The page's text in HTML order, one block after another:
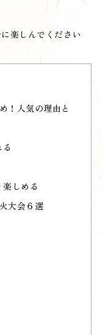
楽しんでください
！人気の理由と
しめる
大会６選